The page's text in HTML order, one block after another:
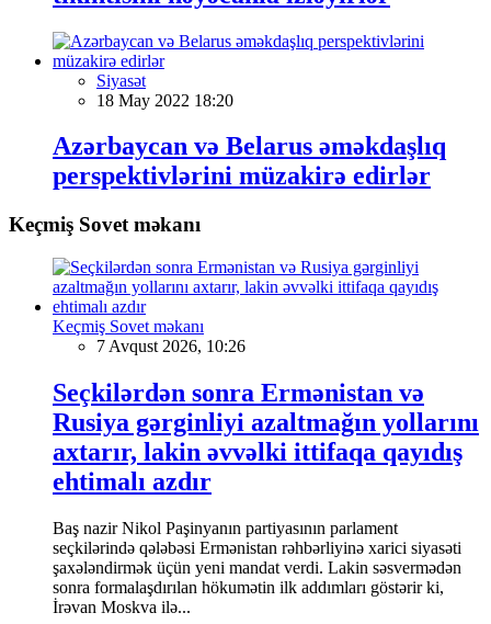
Siyasət
18 May 2022 18:20
Azərbaycan və Belarus əməkdaşlıq
perspektivlərini müzakirə edirlər
Keçmiş Sovet məkanı
Keçmiş Sovet məkanı
7 Avqust 2026, 10:26
Seçkilərdən sonra Ermənistan və
Rusiya gərginliyi azaltmağın yollarını
axtarır, lakin əvvəlki ittifaqa qayıdış
ehtimalı azdır
Baş nazir Nikol Paşinyanın partiyasının parlament
seçkilərində qələbəsi Ermənistan rəhbərliyinə xarici siyasəti
şaxələndirmək üçün yeni mandat verdi. Lakin səsvermədən
sonra formalaşdırılan hökumətin ilk addımları göstərir ki,
İrəvan Moskva ilə...